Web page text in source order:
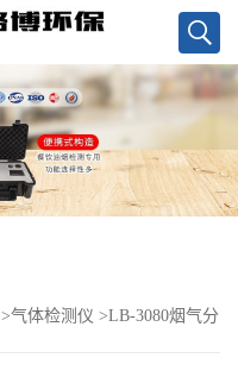
>气体检测仪 >LB-3080烟气分